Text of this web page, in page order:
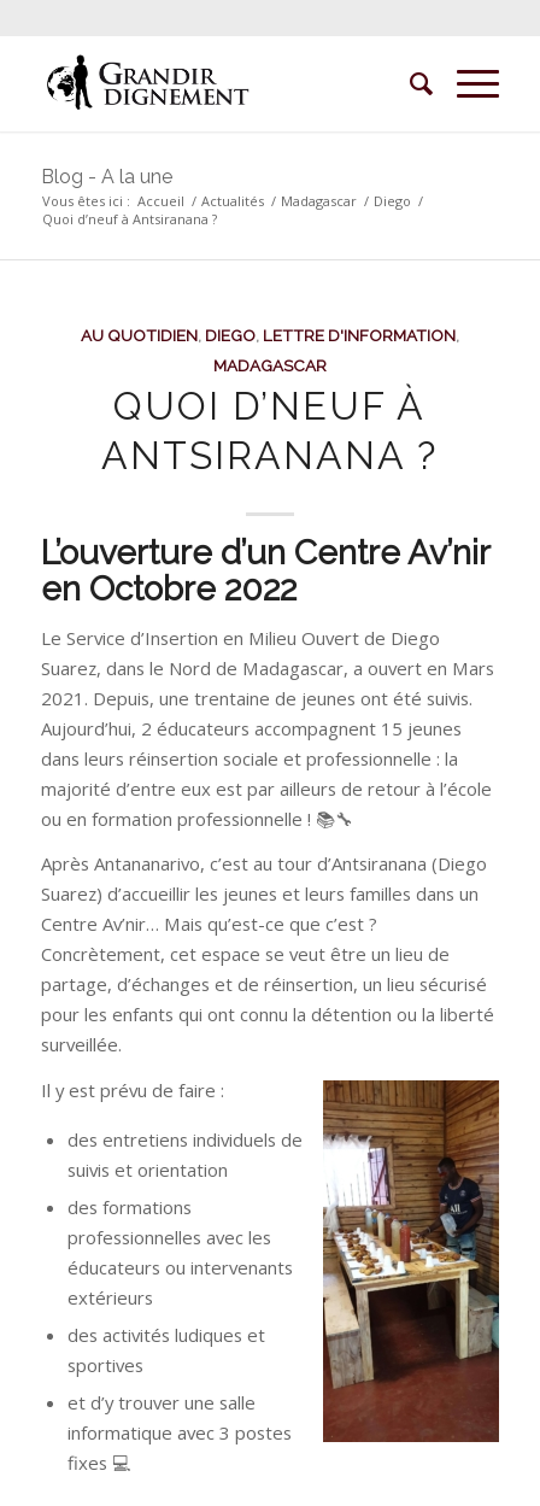
Blog - A la une
Vous êtes ici : Accueil / Actualités / Madagascar / Diego /
Quoi d’neuf à Antsiranana ?
AU QUOTIDIEN, DIEGO, LETTRE D'INFORMATION,
MADAGASCAR
QUOI D’NEUF À
ANTSIRANANA ?
L’ouverture d’un Centre Av’nir
en Octobre 2022
Le Service d’Insertion en Milieu Ouvert de Diego
Suarez, dans le Nord de Madagascar, a ouvert en Mars
2021. Depuis, une trentaine de jeunes ont été suivis.
Aujourd’hui, 2 éducateurs accompagnent 15 jeunes
dans leurs réinsertion sociale et professionnelle : la
majorité d’entre eux est par ailleurs de retour à l’école
ou en formation professionnelle ! 📚🔧
Après Antananarivo, c’est au tour d’Antsiranana (Diego
Suarez) d’accueillir les jeunes et leurs familles dans un
Centre Av’nir… Mais qu’est-ce que c’est ?
Concrètement, cet espace se veut être un lieu de
partage, d’échanges et de réinsertion, un lieu sécurisé
pour les enfants qui ont connu la détention ou la liberté
surveillée.
Il y est prévu de faire :
des entretiens individuels de
suivis et orientation
des formations
professionnelles avec les
éducateurs ou intervenants
extérieurs
des activités ludiques et
sportives
et d’y trouver une salle
informatique avec 3 postes
fixes 💻